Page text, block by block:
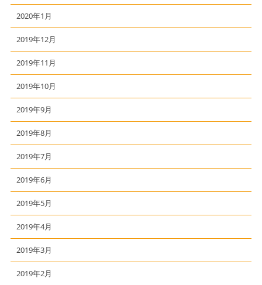
2020年1月
2019年12月
2019年11月
2019年10月
2019年9月
2019年8月
2019年7月
2019年6月
2019年5月
2019年4月
2019年3月
2019年2月